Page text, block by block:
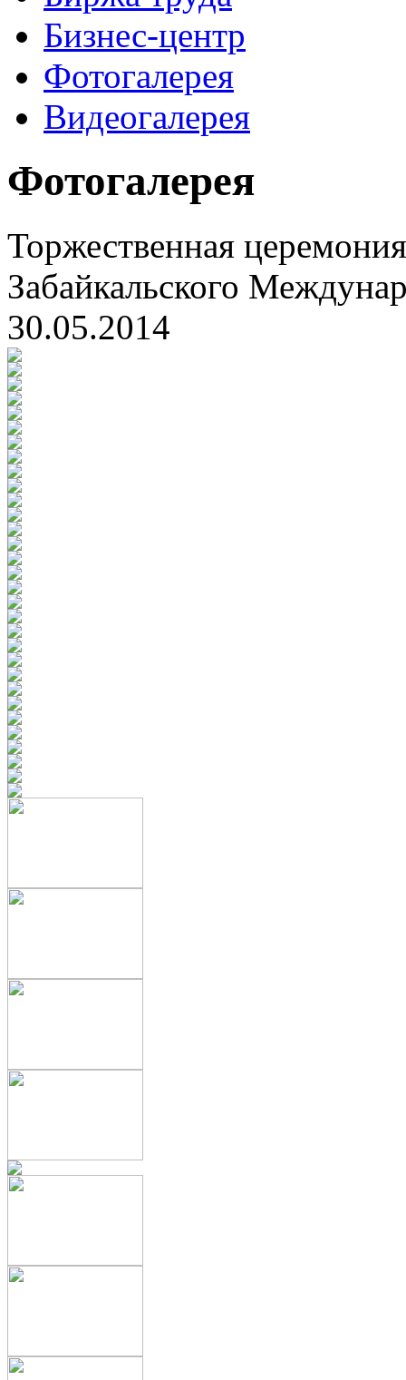
Бизнес-центр
Фотогалерея
Видеогалерея
Фотогалерея
Торжественная
Забайкальского
30.05.2014